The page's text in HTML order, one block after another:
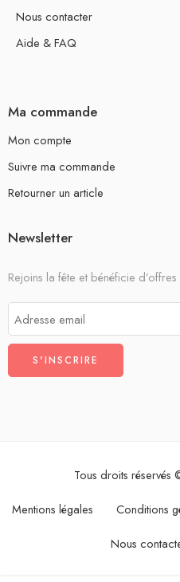
Nous contacter
Aide & FAQ
Ma commande
Mon compte
Suivre ma commande
Retourner un article
Newsletter
Rejoins la fête et bénéficie
Tous droits réservés
Mentions légales Conditions
Nous